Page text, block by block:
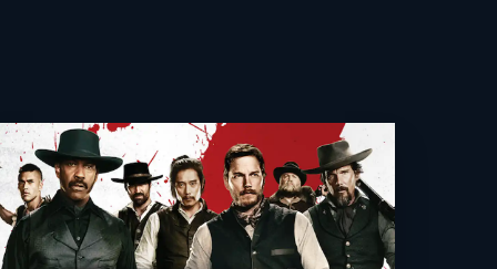
・ウィリアムズ
大川
ド・リーン